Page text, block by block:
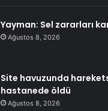
Yayman: Sel zararları
Ağustos 8, 2026
Site havuzunda
hastanede öldü
Ağustos 8, 2026